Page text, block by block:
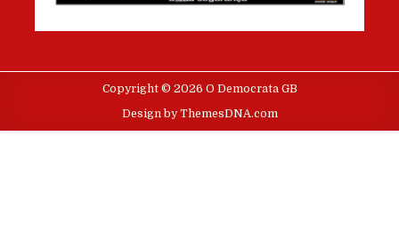
Copyright © 2026 O Democrata GB
Design by ThemesDNA.com